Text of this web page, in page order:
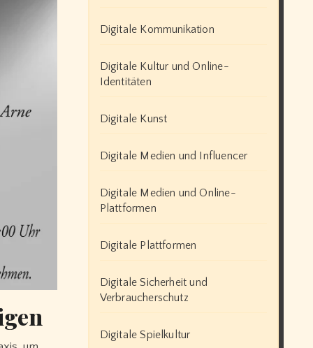
Digitale Kommunikation
Digitale Kultur und Online-
Identitäten
Digitale Kunst
Digitale Medien und Influencer
Digitale Medien und Online-
Plattformen
Digitale Plattformen
Digitale Sicherheit und
Verbraucherschutz
Digitale Spielkultur